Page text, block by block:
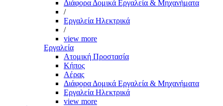
Διάφορα Δομικά Εργαλεία & Μηχανήματα
/
Εργαλεία Ηλεκτρικά
/
view more
Εργαλεία
Aτομική Προστασία
Kήπος
Αέρας
Διάφορα Δομικά Εργαλεία & Μηχανήματα
Εργαλεία Ηλεκτρικά
view more